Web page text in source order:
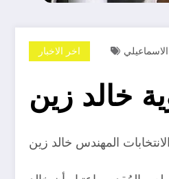
اخر الاخبار
خالد زين